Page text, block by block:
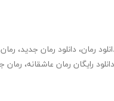
رمان، دانلود رمان جدید،
دانلود رایگان رمان عاشقانه، رمان